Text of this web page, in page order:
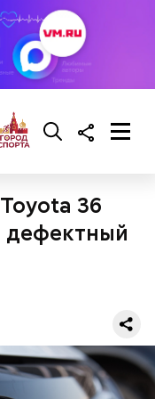
36
дефектный
до 180–
нужно запекать
потому что